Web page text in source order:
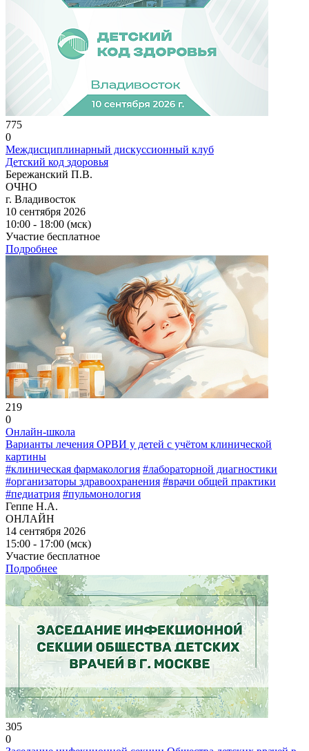
775
0
Междисциплинарный дискуссионный клуб
Детский код здоровья
Бережанский П.В.
ОЧНО
г. Владивосток
10 сентября 2026
10:00 - 18:00 (мск)
Участие бесплатное
Подробнее
219
0
Онлайн-школа
Варианты лечения ОРВИ у детей с учётом клинической
картины
#клиническая фармакология #лабораторной диагностики
#организаторы здравоохранения #врачи общей практики
#педиатрия #пульмонология
Геппе Н.А.
ОНЛАЙН
14 сентября 2026
15:00 - 17:00 (мск)
Участие бесплатное
Подробнее
305
0